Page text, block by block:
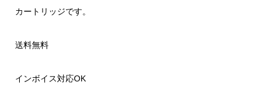
カートリッジです。
送料無料
インボイス対応OK